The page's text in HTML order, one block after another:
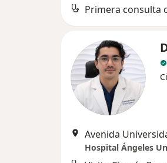
Primera consulta
Hospital Ángeles